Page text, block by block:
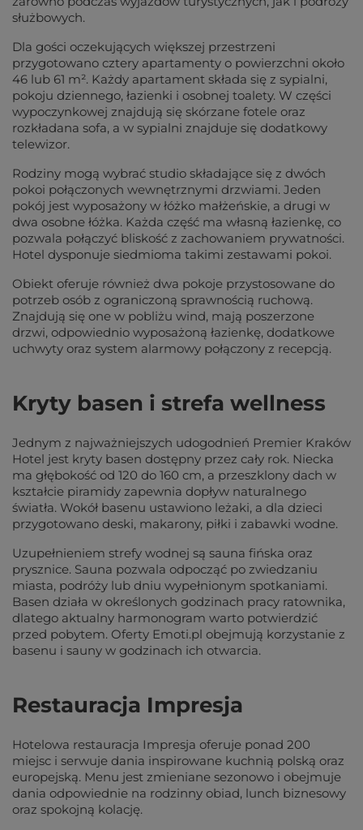
służbowych.
Dla gości oczekujących większej przestrzeni
przygotowano cztery apartamenty o powierzchni około
46 lub 61 m². Każdy apartament składa się z sypialni,
pokoju dziennego, łazienki i osobnej toalety. W części
wypoczynkowej znajdują się skórzane fotele oraz
rozkładana sofa, a w sypialni znajduje się dodatkowy
telewizor.
Rodziny mogą wybrać studio składające się z dwóch
pokoi połączonych wewnętrznymi drzwiami. Jeden
pokój jest wyposażony w łóżko małżeńskie, a drugi w
dwa osobne łóżka. Każda część ma własną łazienkę, co
pozwala połączyć bliskość z zachowaniem prywatności.
Hotel dysponuje siedmioma takimi zestawami pokoi.
Obiekt oferuje również dwa pokoje przystosowane do
potrzeb osób z ograniczoną sprawnością ruchową.
Znajdują się one w pobliżu wind, mają poszerzone
drzwi, odpowiednio wyposażoną łazienkę, dodatkowe
uchwyty oraz system alarmowy połączony z recepcją.
Kryty basen i strefa wellness
Jednym z najważniejszych udogodnień Premier Kraków
Hotel jest kryty basen dostępny przez cały rok. Niecka
ma głębokość od 120 do 160 cm, a przeszklony dach w
kształcie piramidy zapewnia dopływ naturalnego
światła. Wokół basenu ustawiono leżaki, a dla dzieci
przygotowano deski, makarony, piłki i zabawki wodne.
Uzupełnieniem strefy wodnej są sauna fińska oraz
prysznice. Sauna pozwala odpocząć po zwiedzaniu
miasta, podróży lub dniu wypełnionym spotkaniami.
Basen działa w określonych godzinach pracy ratownika,
dlatego aktualny harmonogram warto potwierdzić
przed pobytem. Oferty Emoti.pl obejmują korzystanie z
basenu i sauny w godzinach ich otwarcia.
Restauracja Impresja
Hotelowa restauracja Impresja oferuje ponad 200
miejsc i serwuje dania inspirowane kuchnią polską oraz
europejską. Menu jest zmieniane sezonowo i obejmuje
dania odpowiednie na rodzinny obiad, lunch biznesowy
oraz spokojną kolację.